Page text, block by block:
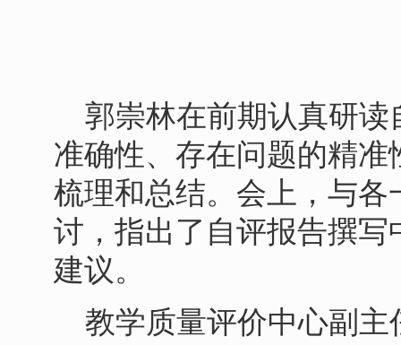
郭崇林在前期认真研
准确性、存在问题的精
梳理和总结。会上，与
讨，指出了自评报告撰
建议。
教学质量评价中心副